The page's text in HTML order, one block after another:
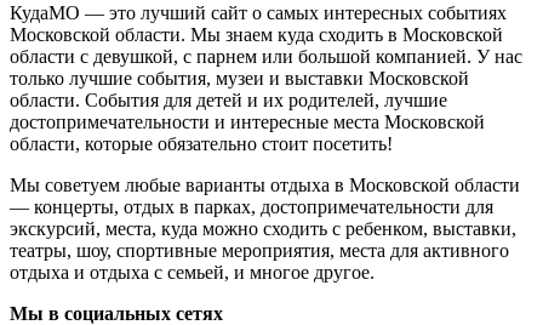
КудаМО — это лучший сайт о самых интересных событиях
Московской области. Мы знаем куда сходить в Московской
области с девушкой, с парнем или большой компанией. У нас
только лучшие события, музеи и выставки Московской
области. События для детей и их родителей, лучшие
достопримечательности и интересные места Московской
области, которые обязательно стоит посетить!
Мы советуем любые варианты отдыха в Московской области
— концерты, отдых в парках, достопримечательности для
экскурсий, места, куда можно сходить с ребенком, выставки,
театры, шоу, спортивные мероприятия, места для активного
отдыха и отдыха с семьей, и многое другое.
Мы в социальных сетях